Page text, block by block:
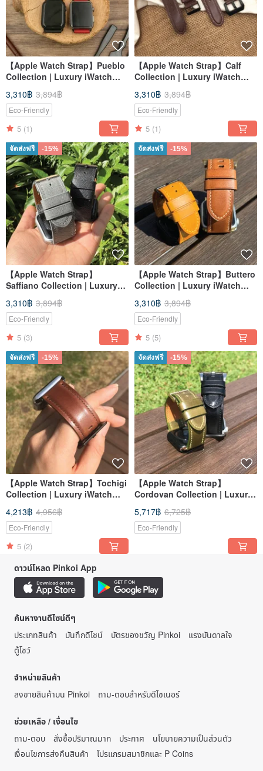
【Apple Watch Strap】Pueblo
Collection | Luxury iWatch
Band | Elegant & Heavy
3,310฿ 3,894฿
Eco-Friendly
5 (1)
【Apple Watch Strap】Calf
Collection | Luxury iWatch
Band | Elegant & Heavy
3,310฿ 3,894฿
Eco-Friendly
5 (1)
จัดส่งฟรี -15%
【Apple Watch Strap】
Saffiano Collection | Luxury
iWatch Band | Elegant &
Heavy
3,310฿ 3,894฿
Eco-Friendly
5 (3)
จัดส่งฟรี -15%
【Apple Watch Strap】Buttero
Collection | Luxury iWatch
Band | Elegant & Heavy
3,310฿ 3,894฿
Eco-Friendly
5 (5)
จัดส่งฟรี -15%
【Apple Watch Strap】Tochigi
Collection | Luxury iWatch
Band | Elegant & Heavy
4,213฿ 4,956฿
Eco-Friendly
5 (2)
จัดส่งฟรี -15%
【Apple Watch Strap】
Cordovan Collection | Luxury
iWatch Band| Elegant&Heavy
5,717฿ 6,725฿
Eco-Friendly
ดาวน์โหลด Pinkoi App
ค้นหางานดีไซน์ดีๆ
ประเภทสินค้า
บันทึกดีไซน์ บัตรของขวัญ Pinkoi
แรงบันดาลใจ
ตู้โชว์
จำหน่ายสินค้า
ลงขายสินค้าบน Pinkoi
ถาม-ตอบสำหรับดีไซเนอร์
ช่วยเหลือ / เงื่อนไข
ถาม-ตอบ
สั่งซื้อปริมาณมาก ประกาศ
นโยบายความเป็นส่วนตัว
เงื่อนไขการส่งคืนสินค้า
โปรแกรมสมาชิกและ P Coins